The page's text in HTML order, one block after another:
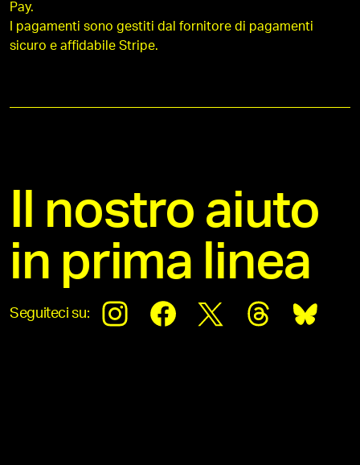
Pay.
I pagamenti sono gestiti dal fornitore di pagamenti
sicuro e affidabile Stripe.
Il nostro aiuto
in prima linea
Seguiteci su: